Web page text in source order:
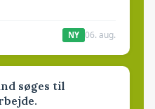
NY 06. aug.
søges til